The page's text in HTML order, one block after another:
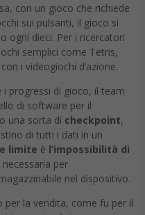
con un gioco che richiede
sui pulsanti, il gioco si
ogni dieci. Per i ricercatori
semplici come Tetris,
i videogiochi d’azione.
i progressi di gioco, il team
di software per il
una sorta di checkpoint,
di tutti i dati in un
limite è l’impossibilità di
necessaria per
nel dispositivo.
per la vendita, come fu per il